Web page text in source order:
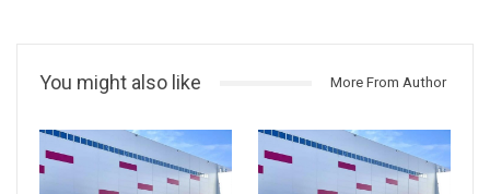
You might also like More From Author